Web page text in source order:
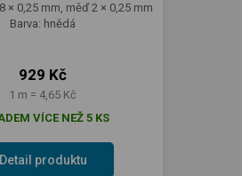
× 0,25 mm, měď 2 × 0,25 mm
Barva: hnědá
929 Kč
1 m = 4,65 Kč
VÍCE NEŽ 5 KS
Detail produktu